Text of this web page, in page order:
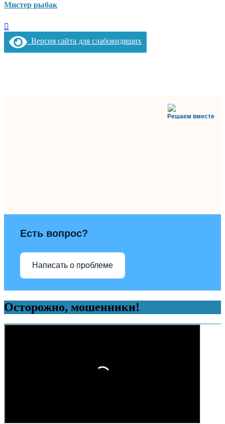
Мистер рыбак
Версия сайта для слабовидящих
Решаем вместе
Есть вопрос?
Написать о проблеме
Осторожно, мошенники!